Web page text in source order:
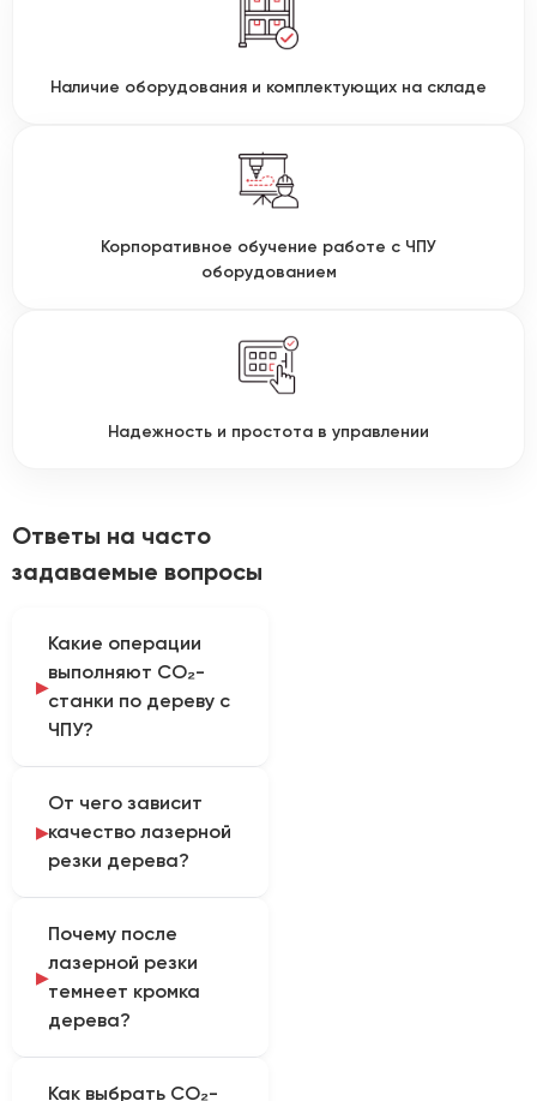
Наличие оборудования и комплектующих на складе
Корпоративное обучение работе с ЧПУ
оборудованием
Надежность и простота в управлении
Ответы на часто
задаваемые вопросы
Какие операции
выполняют CO₂-
станки по дереву с
ЧПУ?
применяют для
контурной резки и
гравировки деревянных
одном станке можно
наносить надписи,
изображения и
орнаменты, а также
вырезать детали, если
их материал и толщина
От чего зависит
качество лазерной
резки дерева?
порода и влажность
древесины, содержание
смол, толщина
заготовки, положение
Почему после
лазерной резки
темнеет кромка
дерева?
Как выбрать CO₂-